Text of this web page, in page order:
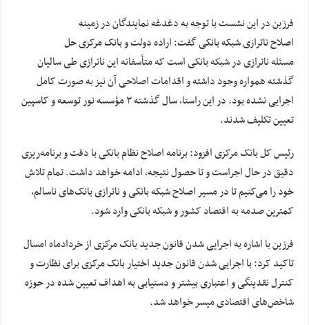
فرزین در این نشست با توجه به دغدغه نمایندگان در زمینه
اصلاح ناترازی شبکه بانکی گفت: اراده دولت و بانک مرکزی حل
مسئله ناترازی در شبکه بانکی است که متأسفانه این ناترازی طی سالیان
گذشته همواره وجود داشته و اقدامات اصلاحی آن نیز به صورت کامل
اجرایی نشده بود. در این راستا، سال گذشته ۳ مؤسسه نور توسعه و کاسپین
تعیین تکلیف شدند.
رئیس کل بانک مرکزی افزود: برنامه اصلاح نظام بانکی با دقت و برنامه‌ریزی
دقیق در حال اجراست و تا حصول نتیجه، ادامه خواهد داشت. تمام تلاش
خود را می‌کنیم تا در مسیر اصلاح شبکه بانکی و ناترازی بانک‌های ناسالم،
کمترین صدمه به اقتصاد کشور و شبکه بانکی وارد شود.
فرزین با اشاره به اجرایی شدن قانون جدید بانک مرکزی از خردادماه امسال
تاکید کرد: با اجرایی شدن قانون جدید اختیار بانک مرکزی برای نظارت و
کنترل نقدینگی و اعتباری بیشتر و دستیابی به اهداف تعیین شده در حوزه
شاخص‌های اقتصادی میسر خواهد شد.